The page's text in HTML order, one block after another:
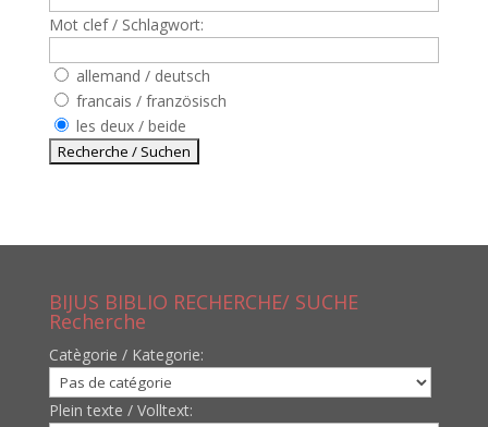
Mot clef / Schlagwort:
allemand / deutsch
francais / französisch
les deux / beide
BIJUS BIBLIO RECHERCHE/ SUCHE
Recherche
Catègorie / Kategorie:
Plein texte / Volltext: